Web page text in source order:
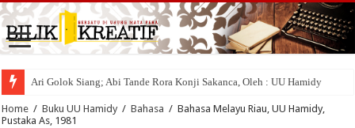
Ari Golok Siang; Abi Tande Rora Konji Sakanca, Oleh : UU Hamidy
Home / Buku UU Hamidy / Bahasa / Bahasa Melayu Riau, UU Hamidy,
Pustaka As, 1981